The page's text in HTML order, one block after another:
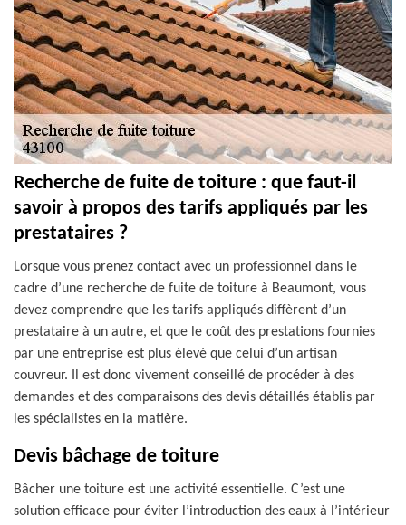
Recherche de fuite de toiture : que faut-il
savoir à propos des tarifs appliqués par les
prestataires ?
Lorsque vous prenez contact avec un professionnel dans le
cadre d’une recherche de fuite de toiture à Beaumont, vous
devez comprendre que les tarifs appliqués diffèrent d’un
prestataire à un autre, et que le coût des prestations fournies
par une entreprise est plus élevé que celui d’un artisan
couvreur. Il est donc vivement conseillé de procéder à des
demandes et des comparaisons des devis détaillés établis par
les spécialistes en la matière.
Devis bâchage de toiture
Bâcher une toiture est une activité essentielle. C’est une
solution efficace pour éviter l’introduction des eaux à l’intérieur